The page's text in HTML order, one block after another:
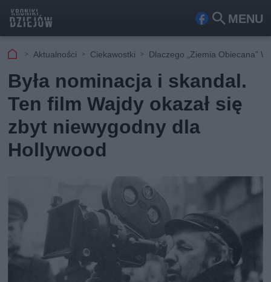
MENU
Fa
ook
Szu
kaj
Aktualności Ciekawostki Dlaczego „Ziemia Obiecana”
Była nominacja i skandal.
Ten film Wajdy okazał się
zbyt niewygodny dla
Hollywood